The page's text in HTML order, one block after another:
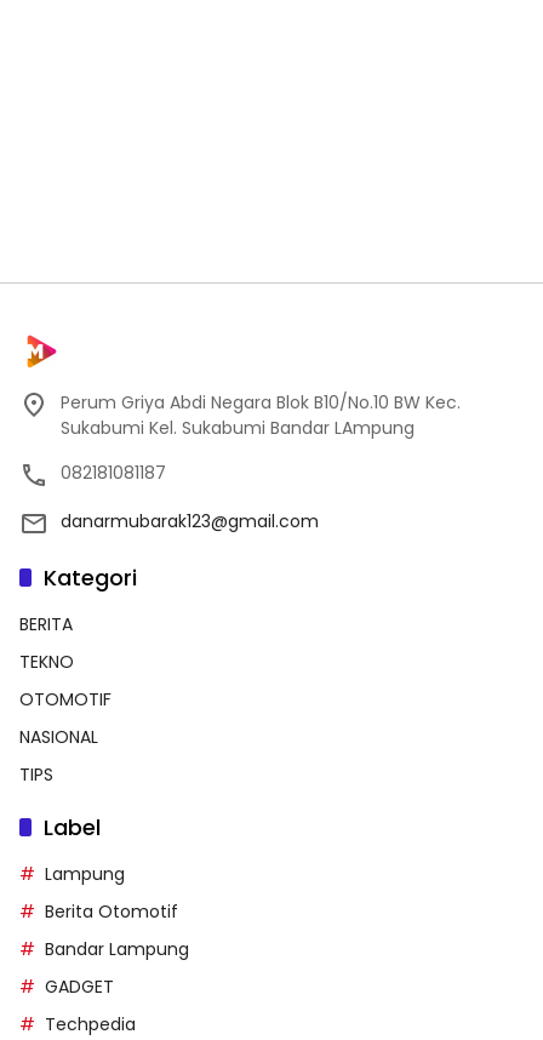
Perum Griya Abdi Negara Blok B10/No.10 BW Kec.
Sukabumi Kel. Sukabumi Bandar LAmpung
082181081187
danarmubarak123@gmail.com
Kategori
BERITA
TEKNO
OTOMOTIF
NASIONAL
TIPS
Label
Lampung
Berita Otomotif
Bandar Lampung
GADGET
Techpedia